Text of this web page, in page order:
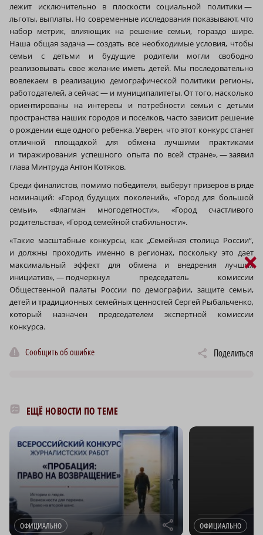
лежит исключительно в плоскости социальной политики —
льготы, выплаты. Но современные исследования показывают, что
набор метрик, влияющих на решение семьи, гораздо шире.
Наша общая задача — создать все необходимые условия, чтобы
семьи с детьми и будущие родители могли свободно
реализовывать свое желание иметь детей. Мы последовательно
вовлекаем в реализацию демографической политики регионы,
работодателей, а сейчас — и муниципалитеты. От того, насколько
ориентированы на интересы и потребности семьи с детьми
пространства наших городов и поселков, часто зависит решение
о рождении еще одного ребенка. Уверен, что этот конкурс станет
отличной площадкой для обмена лучшими практиками
и тиражирования успешного опыта по всей стране», — заявил
глава Минтруда Антон Котяков.
Среди финалистов, помимо победителя, выберут призеров в ряде
номинаций: «Город будущих поколений», «Город для большой
семьи», «Флагман многодетности», «Город счастливого
родительства», «Город семейной стабильности».
«Такие масштабные конкурсы, как „Семейная столица России“,
и должны проходить именно в регионах, поскольку это дает
максимальный эффект для обмена и внедрения лучших
инициатив», — подчеркнул председатель комиссии
Общественной палаты России по демографии, защите семьи,
детей и традиционных семейных ценностей Сергей Рыбальченко,
который назначен председателем экспертной комиссии
конкурса.
Сообщить об ошибке Поделиться
ЕЩЁ НОВОСТИ ПО ТЕМЕ
ОФИЦИАЛЬНО r ОФИЦИАЛЬНО
×